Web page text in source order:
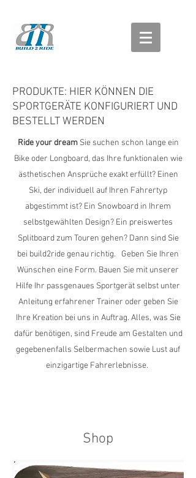
PRODUKTE: HIER KÖNNEN DIE
SPORTGERÄTE KONFIGURIERT UND
BESTELLT WERDEN
Ride your dreamSie suchen schon lange ein
Bike oder Longboard, das Ihre funktionalen wie
ästhetischen Ansprüche exakt erfüllt? Einen
Ski, der individuell auf Ihren Fahrertyp
abgestimmt ist? Ein Snowboard in Ihrem
selbstgewählten Design? Ein preiswertes
Splitboard zum Touren gehen? Dann sind Sie
bei build2ride genau richtig. Geben Sie Ihren
Wünschen eine Form. Bauen Sie mit unserer
Hilfe Ihr passgenaues Sportgerät selbst unter
Anleitung erfahrener Trainer oder geben Sie
Ihre Kreation bei uns in Auftrag. Alles, was Sie
dafür benötigen, sind Freude am Gestalten und
gegebenenfalls Selbermachen sowie Lust auf
einzigartige Fahrerlebnisse.
Shop